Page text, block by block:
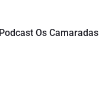
Podcast Os Camaradas